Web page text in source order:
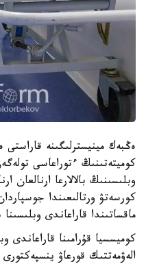
ەڭبەك مينيسترلىگىنە
كوميتەتىنىڭ ءتوراعاسى
وبلىسىنىڭ بالالارعا ارنالعان
كورسەتۋ ورتالىعىندا
ماقساتىندا قاراعاندى
كوميسسيا قۇرامىنا
الەۋمەتتىك قورعاۋ